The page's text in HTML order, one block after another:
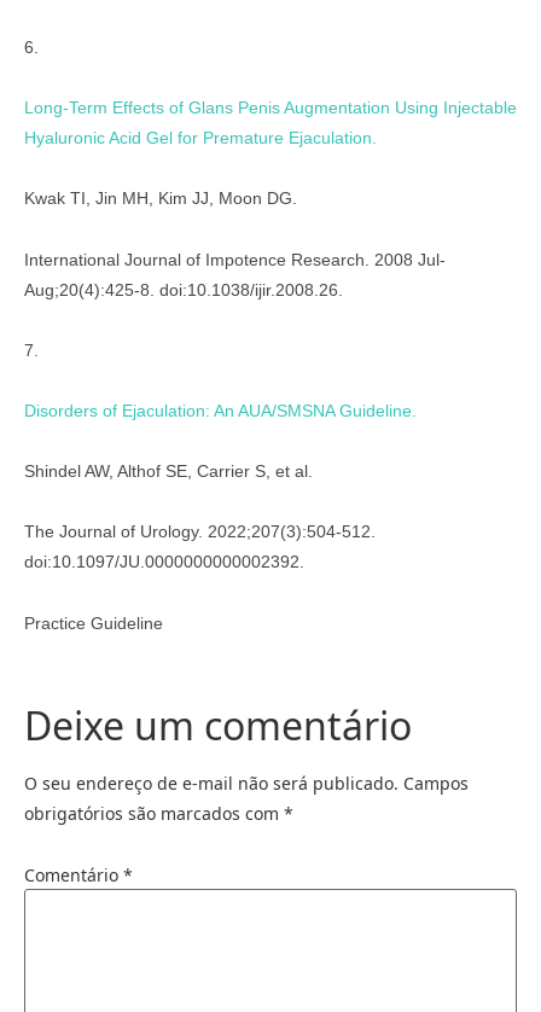
6.
Long-Term Effects of Glans Penis Augmentation Using Injectable
Hyaluronic Acid Gel for Premature Ejaculation.
Kwak TI, Jin MH, Kim JJ, Moon DG.
International Journal of Impotence Research. 2008 Jul-
Aug;20(4):425-8. doi:10.1038/ijir.2008.26.
7.
Disorders of Ejaculation: An AUA/­SMSNA Guideline.
Shindel AW, Althof SE, Carrier S, et al.
The Journal of Urology. 2022;207(3):504-512.
doi:10.1097/JU.0000000000002392.
Practice Guideline
Deixe um comentário
O seu endereço de e-mail não será publicado. Campos
obrigatórios são marcados com *
Comentário *